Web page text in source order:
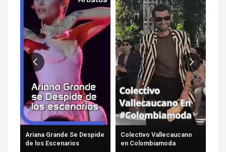
Ariana Grande Se Despide
de los Escenarios
Colectivo Vallecaucano